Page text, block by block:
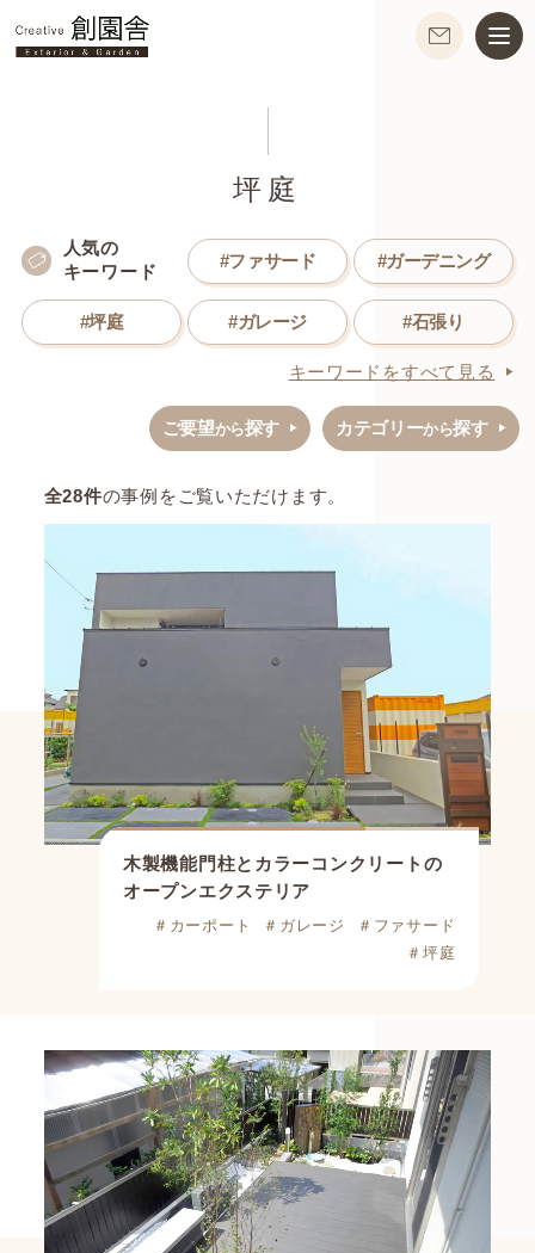
坪庭
人気の
キーワード
#ファサード #ガーデニング
#坪庭 #ガレージ #石張り
キーワードをすべて見る
ご要望から探す カテゴリーから探す
全28件の事例をご覧いただけます。
木製機能門柱とカラーコンクリートの
オープンエクステリア
＃カーポート ＃ガレージ
＃ファサード
＃坪庭